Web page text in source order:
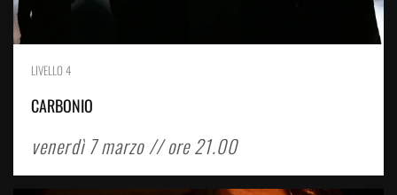
LIVELLO 4
CARBONIO
venerdì 7 marzo // ore 21.00